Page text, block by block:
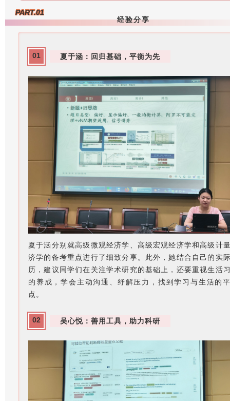
PART.01
经验分享
01 夏于涵：回归基础，平衡为先
夏于涵分别就高级微观经济学、高级宏观经济学和高级计
济学的备考重点进行了细致分享。此外，她结合自己的实
历，建议同学们在关注学术研究的基础上，还要重视生活
的养成，学会主动沟通、纾解压力，找到学习与生活的
点。
02 吴心悦：善用工具，助力科研